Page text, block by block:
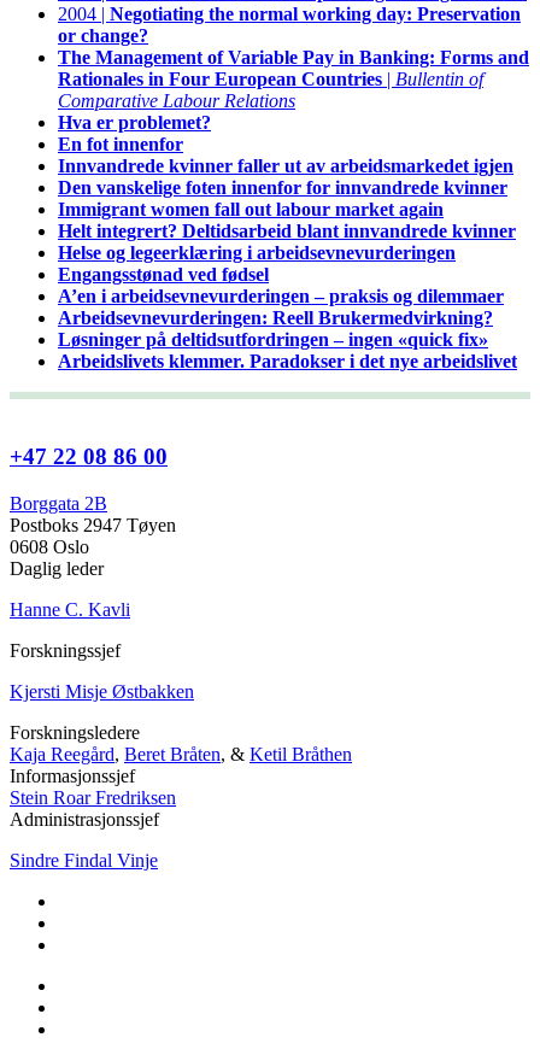
2004 | Negotiating the normal working day: Preservation
or change?
The Management of Variable Pay in Banking: Forms and
Rationales in Four European Countries | Bullentin of
Comparative Labour Relations
Hva er problemet?
En fot innenfor
Innvandrede kvinner faller ut av arbeidsmarkedet igjen
Den vanskelige foten innenfor for innvandrede kvinner
Immigrant women fall out labour market again
Helt integrert? Deltidsarbeid blant innvandrede kvinner
Helse og legeerklæring i arbeidsevnevurderingen
Engangsstønad ved fødsel
A’en i arbeidsevnevurderingen – praksis og dilemmaer
Arbeidsevnevurderingen: Reell Brukermedvirkning?
Løsninger på deltidsutfordringen – ingen «quick fix»
Arbeidslivets klemmer. Paradokser i det nye arbeidslivet
+47 22 08 86 00
Borggata 2B
Postboks 2947 Tøyen
0608 Oslo
Daglig leder
Hanne C. Kavli
Forskningssjef
Kjersti Misje Østbakken
Forskningsledere
Kaja Reegård, Beret Bråten, & Ketil Bråthen
Informasjonssjef
Stein Roar Fredriksen
Administrasjonssjef
Sindre Findal Vinje